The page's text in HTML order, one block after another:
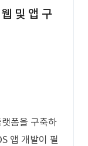
및 앱 구
폼을 구축하
앱 개발이 필